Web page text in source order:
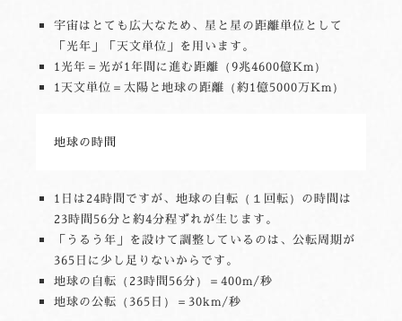
宇宙はとても広大なため、星と星の距離単位として
「光年」「天文単位」を用います。
1光年＝光が1年間に進む距離（9兆4600億Km）
1天文単位＝太陽と地球の距離（約1億5000万Km）
地球の時間
1日は24時間ですが、地球の自転（１回転）の時間は
23時間56分と約4分程ずれが生じます。
「うるう年」を設けて調整しているのは、公転周期が
365日に少し足りないからです。
地球の自転（23時間56分）＝400m/秒
地球の公転（365日）＝30km/秒